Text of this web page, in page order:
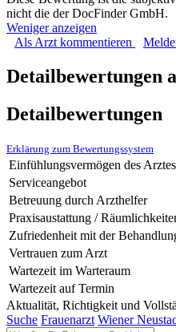
nicht die der DocFinder GmbH.
Weniger anzeigen
Als Arzt kommentieren
Detailbewertungen
Detailbewertungen
Erklärung zum Bewertungssystem
Einfühlungsvermögen des Arztes
Serviceangebot
Betreuung durch Arzthelfer
Praxisaustattung /
Zufriedenheit mit der
Vertrauen zum Arzt
Wartezeit im Warteraum
Wartezeit auf Termin
Aktualität, Richtigkeit und
Suche Frauenarzt Wiener